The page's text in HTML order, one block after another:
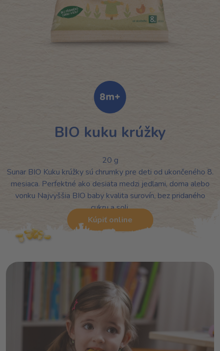
BIO kuku krúžky
20 g
Sunar BIO Kuku krúžky sú chrumky pre deti od ukončeného 8.
mesiaca. Perfektné ako desiata medzi jedlami, doma alebo
vonku Najvyššia BIO baby kvalita surovín, bez pridaného
cukru a soli.
Kúpiť online